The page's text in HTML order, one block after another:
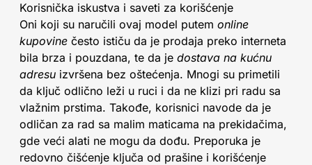
Korisnička iskustva i saveti za korišćenje
Oni koji su naručili ovaj model putem online
kupovine često ističu da je prodaja preko interneta
bila brza i pouzdana, te da je dostava na kućnu
adresu izvršena bez oštećenja. Mnogi su primetili
da ključ odlično leži u ruci i da ne klizi pri radu sa
vlažnim prstima. Takođe, korisnici navode da je
odličan za rad sa malim maticama na prekidačima,
gde veći alati ne mogu da dođu. Preporuka je
redovno čišćenje ključa od prašine i korišćenje